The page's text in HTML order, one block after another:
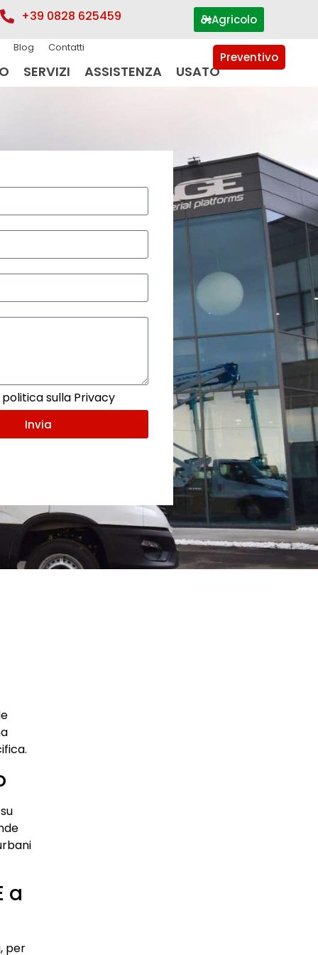
+39 0828 625459 Agricolo
Blog Contatti
SERVIZI ASSISTENZA USATO
Preventivo
sulla Privacy
Invia
a
per